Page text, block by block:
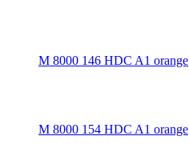
M 8000 146 HDC A1 orange
M 8000 154 HDC A1 orange